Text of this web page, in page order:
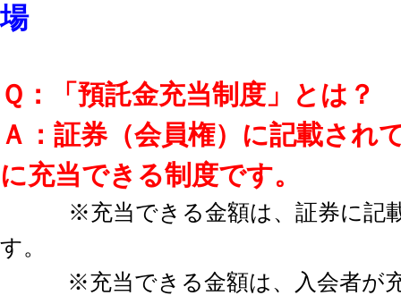
場
Ｑ：「預託金充当制度」とは？
Ａ：証券（会員権）に記載され
に充当できる制度です。
※充当できる金額は、証券に記
す。
※充当できる金額は、入会者が充